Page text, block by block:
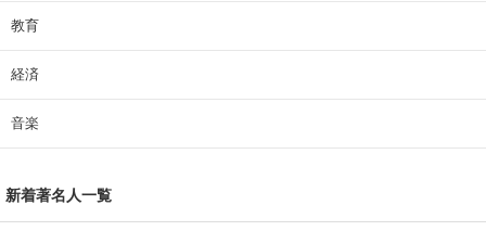
教育
経済
音楽
新着著名人一覧